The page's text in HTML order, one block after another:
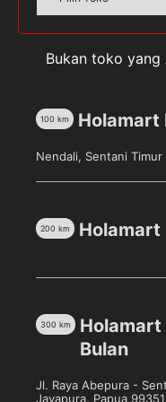
[1L]
Segar Tag:PROCHIZ
Deskripsi
Ulasan (0)
merupakan
pengemulsi minyak
baku berkualitas
saus untuk
Bukan toko yang
Holamart
100 km
Nendali, Sentani Timur
Holamart
200 km
Holamart
Bulan
300 km
Jl. Raya Abepura -
Jayapura, Papua 99351